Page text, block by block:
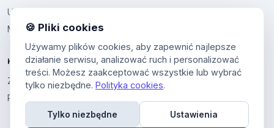
Ustawienia cookies
Multikod
KONTO
Zaloguj sie
Panel uzytkownika
🍪 Pliki cookies
Używamy plików cookies, aby zapewnić najlepsze
działanie serwisu, analizować ruch i personalizować
treści. Możesz zaakceptować wszystkie lub wybrać
tylko niezbędne. Polityka cookies.
Tylko niezbędne Ustawienia